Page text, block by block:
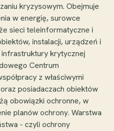
kryzysowym. Obejmuje
w energię, surowce
sieci teleinformatyczne i
instalacji, urządzeń i
infrastruktury krytycznej
Centrum
z właściwymi
posiadaczach obiektów
obowiązki ochronne, w
planów ochrony. Warstwa
- czyli ochrony